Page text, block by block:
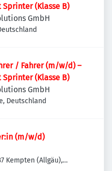
(Klasse B)
GmbH
/ Fahrer (m/w/d) –
(Klasse B)
GmbH
Deutschland
(m/w/d)
Kempten (Allgäu),